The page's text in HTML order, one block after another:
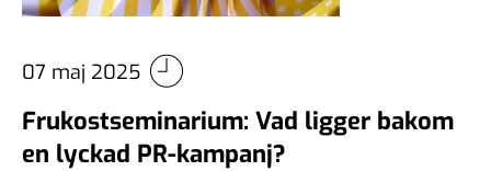
07 maj 2025
Frukostseminarium: Vad ligger bakom
en lyckad PR-kampanj?